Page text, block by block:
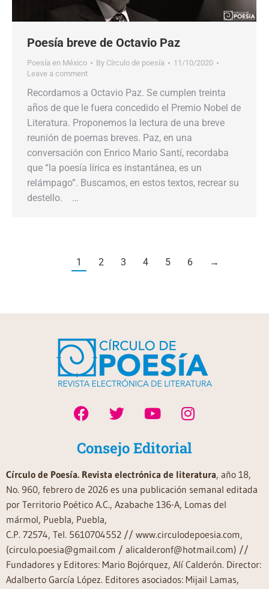
Poesía breve de Octavio Paz
Poesía en México By Círculo de poesía
11/10/2020
Leave a comment
Recordamos a Octavio Paz. Se cumplen treinta
años de que le fuera concedido el Premio Nobel de
Literatura. Proponemos la lectura de una breve
reunión de poemas breves. Paz, en una
conversación con Enrico Mario Santí, recordaba
que “la poesía lírica es instantánea, es un
relámpago”. Buscamos, en estos textos, recrear su
destello. …
1 2 3 4 5 6 →
Consejo Editorial
Círculo de Poesía. Revista electrónica de literatura, año 18,
No. 960, febrero de 2026 es una publicación semanal editada
por Territorio Poético A.C., Azabache 136-A, Lomas del
mármol, Puebla, Puebla,
C.P. 72574, Tel. 5610704552 // www.circulodepoesia.com,
(circulo.poesia@gmail.com / alicalderonf@hotmail.com) //
Fundadores y Editores: Mario Bojórquez, Alí Calderón. Director:
Adalberto García López. Editores asociados: Mijail Lamas,